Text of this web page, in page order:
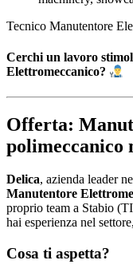
Tecnico Manutentore
Cerchi un lavoro
Elettromeccanico?
Offerta:
polimeccanico
Delica, azienda leader
Manutentore
proprio team a Stabio
hai esperienza nel
Cosa ti aspetta?